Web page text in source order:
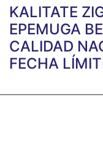
KALITATE
EPEMUGA
CALIDAD
FECHA